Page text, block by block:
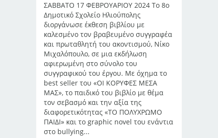
ΣΑΒΒΑΤΟ 17 ΦΕΒΡΟΥΑΡΙΟΥ 2024 Το 8ο
Δημοτικό Σχολείο Ηλιούπολης
διοργάνωσε έκθεση βιβλίου με
καλεσμένο τον βραβευμένο συγγραφέα
και πρωταθλητή του ακοντισμού, Νίκο
Μιχαλόπουλο, σε μια εκδήλωση
αφιερωμένη στο σύνολο του
συγγραφικού του έργου. Με όχημα το
best seller του «ΟΙ ΚΟΡΥΦΕΣ ΜΕΣΑ
ΜΑΣ», το παιδικό του βιβλίο με θέμα
τον σεβασμό και την αξία της
διαφορετικότητας «ΤΟ ΠΟΛΥΧΡΩΜΟ
ΠΑΙΔΙ» και το graphic novel του ενάντια
στο bullying...